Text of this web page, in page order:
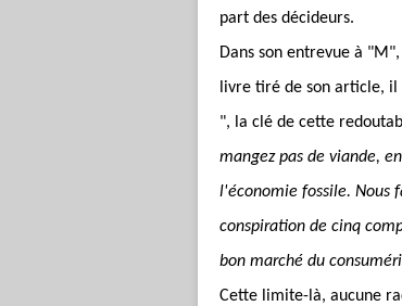
part des décideurs.
Dans son entrevue à
livre tiré de son article,
", la clé de cette
mangez pas de viande,
l'économie fossile. Nous
conspiration de cinq
bon marché du
Cette limite-là, aucune